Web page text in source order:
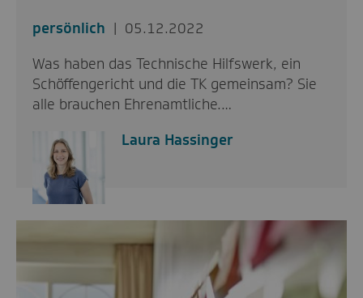
persönlich
05.12.2022
Was haben das Technische Hilfswerk, ein
Schöffengericht und die TK gemeinsam? Sie
alle brauchen Ehrenamtliche.…
Laura Hassinger